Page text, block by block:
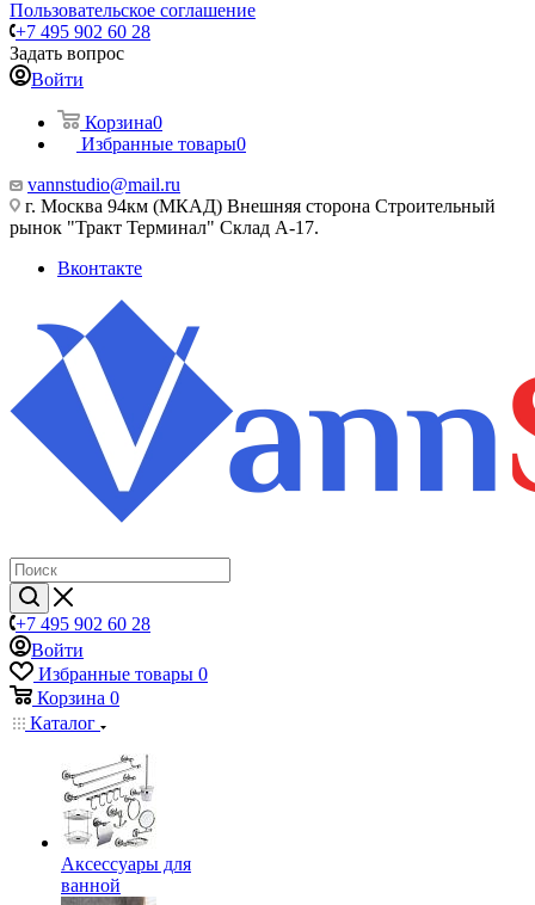
Пользовательское соглашение
+7 495 902 60 28
Задать вопрос
Войти
Корзина0
Избранные товары0
vannstudio@mail.ru
г. Москва 94км (МКАД) Внешняя сторона Строительный
рынок "Тракт Терминал" Склад А-17.
Вконтакте
+7 495 902 60 28
Войти
Избранные товары 0
Корзина 0
Каталог
Аксессуары для
ванной